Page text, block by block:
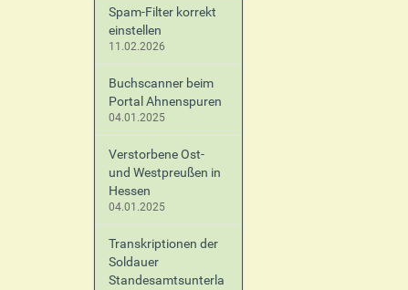
Spam-Filter korrekt
einstellen
11.02.2026
Buchscanner beim
Portal Ahnenspuren
04.01.2025
Verstorbene Ost-
und Westpreußen in
Hessen
04.01.2025
Transkriptionen der
Soldauer
Standesamtsunterla